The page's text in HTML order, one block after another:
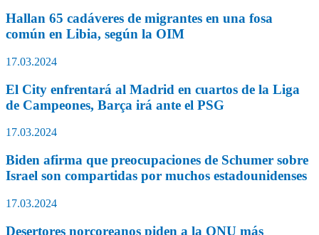
Hallan 65 cadáveres de migrantes en una fosa
común en Libia, según la OIM
17.03.2024
El City enfrentará al Madrid en cuartos de la Liga
de Campeones, Barça irá ante el PSG
17.03.2024
Biden afirma que preocupaciones de Schumer sobre
Israel son compartidas por muchos estadounidenses
17.03.2024
Desertores norcoreanos piden a la ONU más